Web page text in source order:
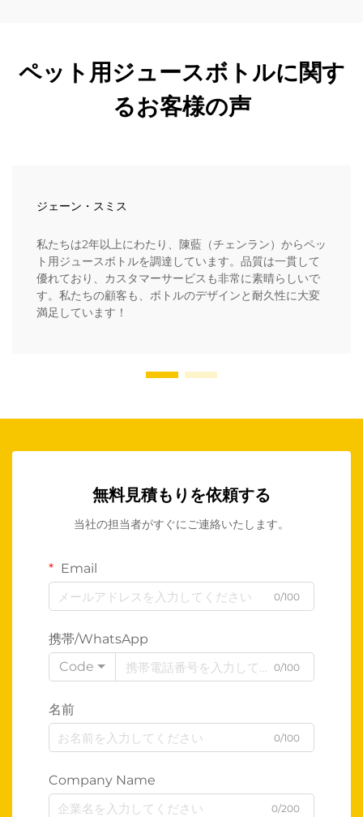
ペット用ジュースボトルに関す
るお客様の声
ジェーン・スミス
私たちは2年以上にわたり、陳藍（チェンラン）からペッ
ト用ジュースボトルを調達しています。品質は一貫して
優れており、カスタマーサービスも非常に素晴らしいで
す。私たちの顧客も、ボトルのデザインと耐久性に大変
満足しています！
無料見積もりを依頼する
当社の担当者がすぐにご連絡いたします。
Email
0/100
携帯/WhatsApp
Code
0/100
名前
0/100
Company Name
0/200